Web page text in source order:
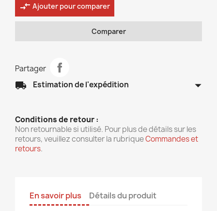
compare_arrows Ajouter pour comparer
Comparer
Partager
local_shipping Estimation de l'expédition arrow_drop_down
Conditions de retour :
Non retournable si utilisé. Pour plus de détails sur les
retours, veuillez consulter la rubriqueCommandes et
retours.
En savoir plus Détails du produit